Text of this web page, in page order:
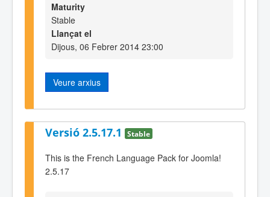
Maturity
Stable
Llançat el
Dijous, 06 Febrer 2014 23:00
Veure arxius
Versió 2.5.17.1 Stable
This is the French Language Pack for Joomla!
2.5.17